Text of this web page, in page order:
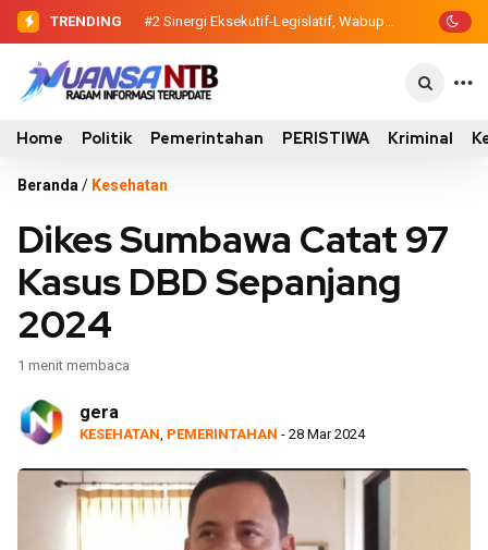
TRENDING #2 Sinergi Eksekutif-Legislatif, Wabup
Ansori Serahkan Tujuh Kontainer
Home Politik Pemerintahan PERISTIWA Kriminal
Beranda / Kesehatan
Dikes Sumbawa Catat 97
Kasus DBD Sepanjang
2024
1 menit membaca
gera
KESEHATAN PEMERINTAHAN - 28 Mar 2024